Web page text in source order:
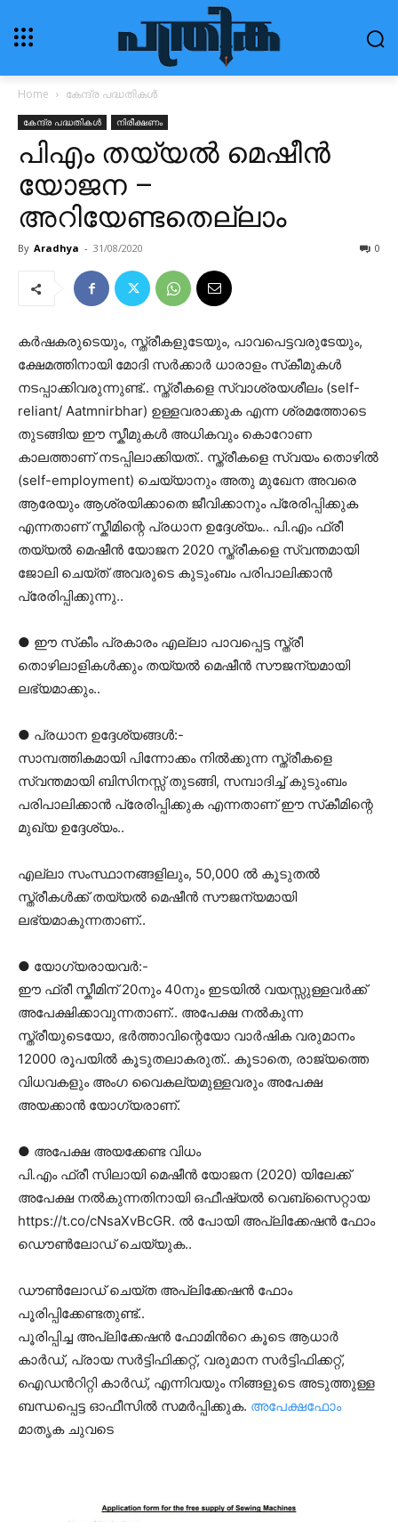
Home കേന്ദ്ര പദ്ധതികൾ
കേന്ദ്ര പദ്ധതികൾ നിരീക്ഷണം
പിഎം തയ്യൽ മെഷീൻ
യോജന –
അറിയേണ്ടതെല്ലാം
By Aradhya - 31/08/2020 0
കർഷകരുടെയും, സ്ത്രീകളുടേയും, പാവപെട്ടവരുടേയും,
ക്ഷേമത്തിനായി മോദി സർക്കാർ ധാരാളം സ്‌കീമുകൾ
നടപ്പാക്കിവരുന്നുണ്ട്.. സ്ത്രീകളെ സ്വാശ്രയശീലം (self-
reliant/ Aatmnirbhar) ഉള്ളവരാക്കുക എന്ന ശ്രമത്തോടെ
തുടങ്ങിയ ഈ സ്കീമുകൾ അധികവും കൊറോണ
കാലത്താണ് നടപ്പിലാക്കിയത്.. സ്ത്രീകളെ സ്വയം തൊഴിൽ
(self-employment) ചെയ്യാനും അതു മുഖേന അവരെ
ആരേയും ആശ്രയിക്കാതെ ജീവിക്കാനും പ്രേരിപ്പിക്കുക
എന്നതാണ് സ്കീമിന്റെ പ്രധാന ഉദ്ദേശ്യം.. പി.എം ഫ്രീ
തയ്യൽ മെഷീൻ യോജന 2020 സ്ത്രീകളെ സ്വന്തമായി
ജോലി ചെയ്ത് അവരുടെ കുടുംബം പരിപാലിക്കാൻ
പ്രേരിപ്പിക്കുന്നു..
● ഈ സ്‌കീം പ്രകാരം എല്ലാ പാവപ്പെട്ട സ്ത്രീ
തൊഴിലാളികൾക്കും തയ്യൽ മെഷീൻ സൗജന്യമായി
ലഭ്യമാക്കും..
● പ്രധാന ഉദ്ദേശ്യങ്ങൾ:-
സാമ്പത്തികമായി പിന്നോക്കം നിൽക്കുന്ന സ്ത്രീകളെ
സ്വന്തമായി ബിസിനസ്സ് തുടങ്ങി, സമ്പാദിച്ച് കുടുംബം
പരിപാലിക്കാൻ പ്രേരിപ്പിക്കുക എന്നതാണ് ഈ സ്‌കീമിന്റെ
മുഖ്യ ഉദ്ദേശ്യം..
എല്ലാ സംസ്ഥാനങ്ങളിലും, 50,000 ൽ കൂടുതൽ
സ്ത്രീകൾക്ക് തയ്യൽ മെഷീൻ സൗജന്യമായി
ലഭ്യമാകുന്നതാണ്..
● യോഗ്യരായവർ:-
ഈ ഫ്രീ സ്കീമിന് 20നും 40നും ഇടയിൽ വയസ്സുള്ളവർക്ക്
അപേക്ഷിക്കാവുന്നതാണ്.. അപേക്ഷ നൽകുന്ന
സ്ത്രീയുടെയോ, ഭർത്താവിന്റെയോ വാർഷിക വരുമാനം
12000 രൂപയിൽ കൂടുതലാകരുത്.. കൂടാതെ, രാജ്യത്തെ
വിധവകളും അംഗ വൈകല്യമുള്ളവരും അപേക്ഷ
അയക്കാൻ യോഗ്യരാണ്.
● അപേക്ഷ അയക്കേണ്ട വിധം
പി.എം ഫ്രീ സിലായി മെഷീൻ യോജന (2020) യിലേക്ക്
അപേക്ഷ നൽകുന്നതിനായി ഒഫീഷ്യൽ വെബ്‌സൈറ്റായ
https://t.co/cNsaXvBcGR. ൽ പോയി അപ്ലിക്കേഷൻ ഫോം
ഡൌൺലോഡ് ചെയ്യുക..
ഡൗൺലോഡ് ചെയ്ത അപ്ലിക്കേഷൻ ഫോം
പൂരിപ്പിക്കേണ്ടതുണ്ട്..
പൂരിപ്പിച്ച അപ്ലിക്കേഷൻ ഫോമിൻറെ കൂടെ ആധാർ
കാർഡ്, പ്രായ സർട്ടിഫിക്കറ്റ്, വരുമാന സർട്ടിഫിക്കറ്റ്,
ഐഡൻറിറ്റി കാർഡ്, എന്നിവയും നിങ്ങളുടെ അടുത്തുള്ള
ബന്ധപ്പെട്ട ഓഫീസിൽ സമർപ്പിക്കുക. അപേക്ഷഫോം
മാതൃക ചുവടെ